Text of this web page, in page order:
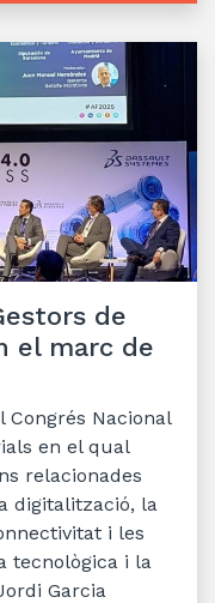
de
el marc de
Congrés Nacional
en el qual
relacionades
digitalització, la
i les
tecnològica i la
Garcia